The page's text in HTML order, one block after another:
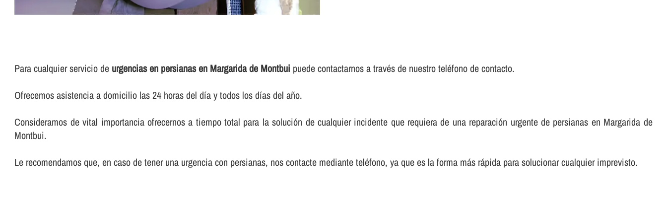
Para cualquier servicio de urgencias en persianas en Margarida de Montbui puede contactarnos a través de nuestro teléfono de contacto.
Ofrecemos asistencia a domicilio las 24 horas del dí­a y todos los dí­as del año.
Consideramos de vital importancia ofrecernos a tiempo total para la solución de cualquier incidente que requiera de una reparación urgente de persianas en Margarida de
Montbui.
Le recomendamos que, en caso de tener una urgencia con persianas, nos contacte mediante teléfono, ya que es la forma más rápida para solucionar cualquier imprevisto.